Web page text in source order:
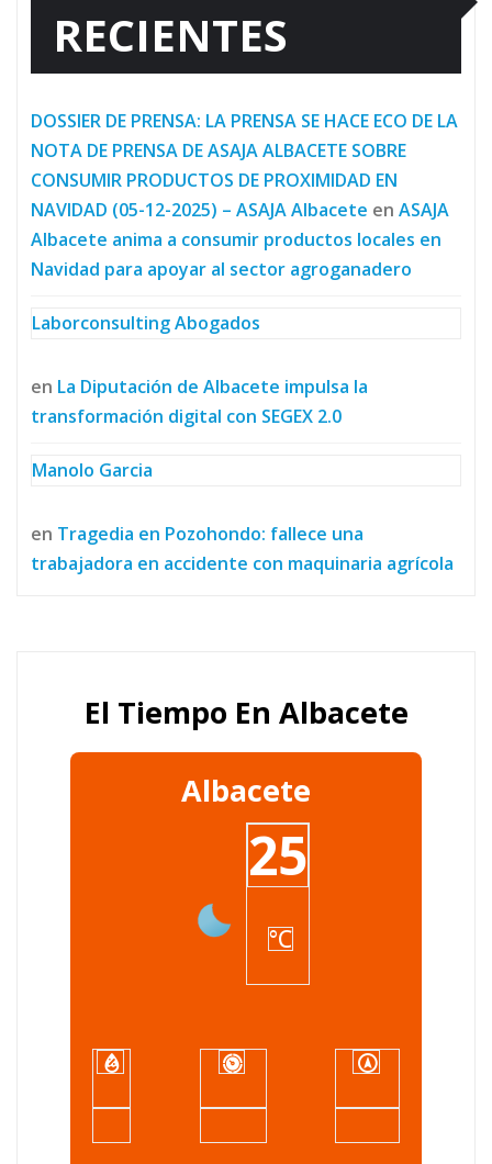
RECIENTES
DOSSIER DE PRENSA: LA PRENSA SE HACE ECO DE LA
NOTA DE PRENSA DE ASAJA ALBACETE SOBRE
CONSUMIR PRODUCTOS DE PROXIMIDAD EN
NAVIDAD (05-12-2025) – ASAJA Albacete en ASAJA
Albacete anima a consumir productos locales en
Navidad para apoyar al sector agroganadero
Laborconsulting Abogados
en La Diputación de Albacete impulsa la
transformación digital con SEGEX 2.0
Manolo Garcia
en Tragedia en Pozohondo: fallece una
trabajadora en accidente con maquinaria agrícola
El Tiempo En Albacete
Albacete
25
°C